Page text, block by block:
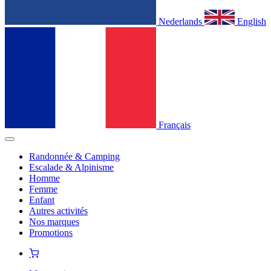
Nederlands English
Français
Randonnée & Camping
Escalade & Alpinisme
Homme
Femme
Enfant
Autres activités
Nos marques
Promotions